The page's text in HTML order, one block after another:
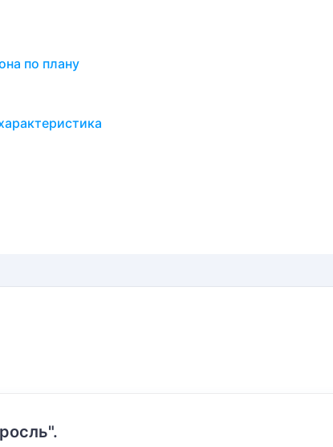
по плану